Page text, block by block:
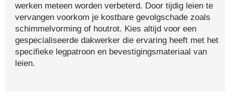
werken meteen worden verbeterd. Door tijdig leien te
vervangen voorkom je kostbare gevolgschade zoals
schimmelvorming of houtrot. Kies altijd voor een
gespecialiseerde dakwerker die ervaring heeft met het
specifieke legpatroon en bevestigingsmateriaal van
leien.